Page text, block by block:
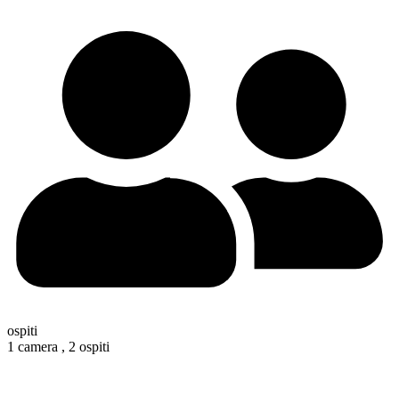
ospiti
1 camera , 2 ospiti